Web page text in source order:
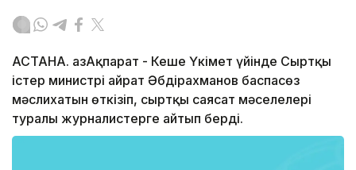
АСТАНА. ҚазАқпарат - Кеше Үкімет үйінде Сыртқы
істер министрі Қайрат Әбді­рах­манов баспасөз
мәслихатын өткізіп, сыртқы саясат мәселелері
туралы журналистерге айтып берді.